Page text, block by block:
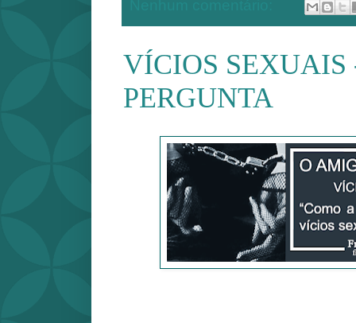
VÍCIOS SEXUAIS
PERGUNTA